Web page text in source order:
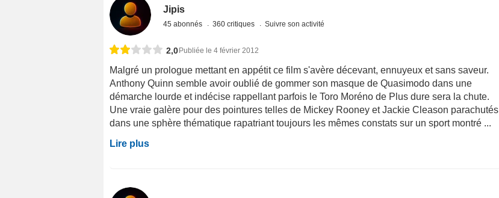
Jipis
45 abonnés 360 critiques Suivre son activité
2,0 Publiée le 4 février 2012
Malgré un prologue mettant en appétit ce film s'avère décevant, ennuyeux et sans saveur.
Anthony Quinn semble avoir oublié de gommer son masque de Quasimodo dans une
démarche lourde et indécise rappellant parfois le Toro Moréno de Plus dure sera la chute.
Une vraie galère pour des pointures telles de Mickey Rooney et Jackie Cleason parachutés
dans une sphère thématique rapatriant toujours les mêmes constats sur un sport montré ...
Lire plus